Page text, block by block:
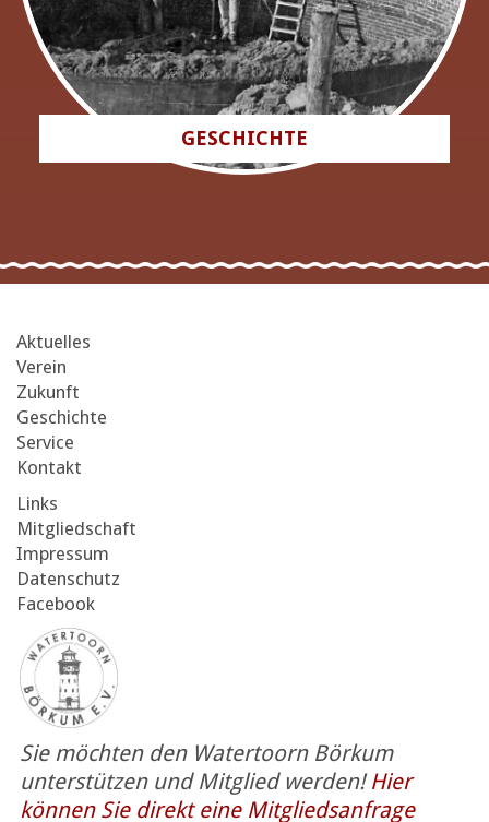
GESCHICHTE
Aktuelles
Verein
Zukunft
Geschichte
Service
Kontakt
Links
Mitgliedschaft
Impressum
Datenschutz
Facebook
Sie möchten den Watertoorn Börkum
unterstützen und Mitglied werden!Hier
können Sie direkt eine Mitgliedsanfrage